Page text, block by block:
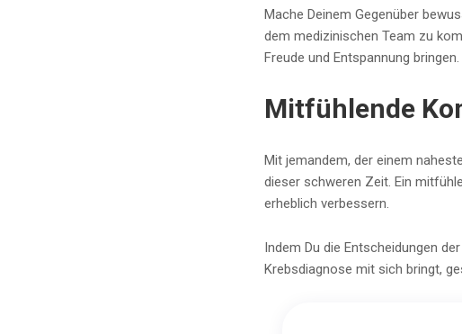
Mache Deinem Gegenüber
dem medizinischen Team zu
Freude und Entspannung bringen.
Mitfühlende
Mit jemandem, der einem
dieser schweren Zeit. Ein
erheblich verbessern.
Indem Du die Entscheidungen
Krebsdiagnose mit sich bringt,